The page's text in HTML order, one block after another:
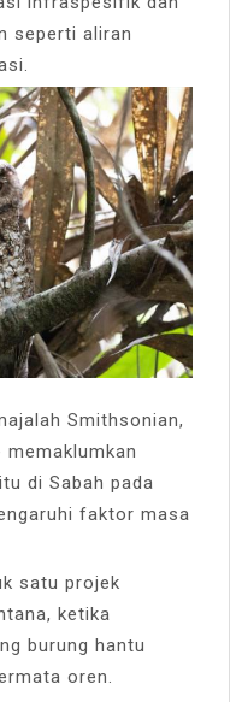
seperti aliran
Smithsonian,
di Sabah pada
faktor masa
satu projek
ketika
burung hantu
oren.